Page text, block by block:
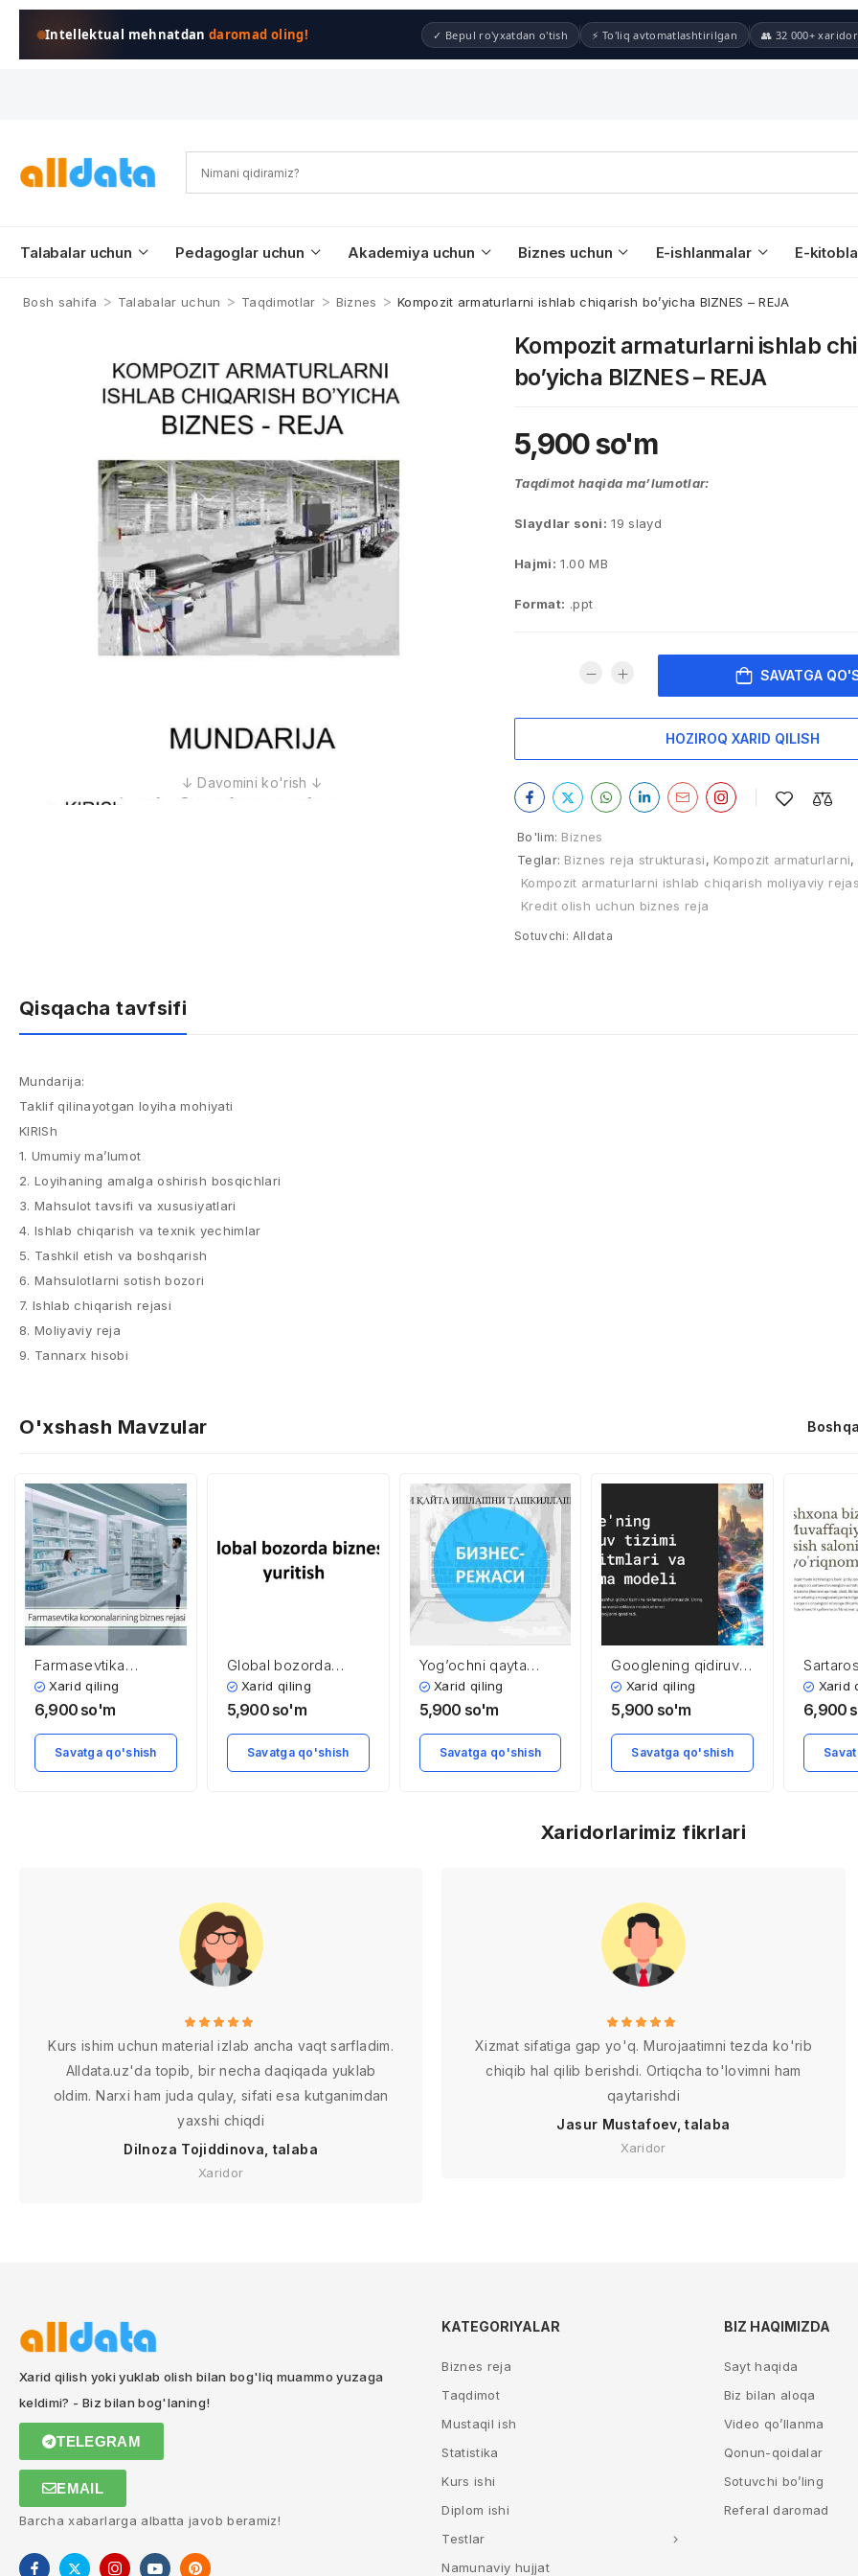
Intellektual mehnatdandaromad oling! ✓ Bepul ro'yxatdan o'tish ⚡ To'liq avtomatlashtirilgan 👥 32 000+ xaridor
Talabalar uchun Pedagoglar uchun Akademiya uchun Biznes uchun E-ishlanmalar E-
Bosh sahifa > Talabalar uchun > Taqdimotlar > Biznes > Kompozit armaturlarni ishlab chiqarish bo’yicha BIZNES – REJA
Kompozit armaturlarni ishlab
bo’yicha BIZNES – REJA
5,900so'm
Taqdimot haqida ma’lumotlar:
Slaydlar soni: 19 slayd
Hajmi: 1.00 MB
Format: .ppt
SAVATGA
HOZIROQ XARID QILISH
Bo'lim: Biznes
Teglar: Biznes reja strukturasi, Kompozit armaturlarni,
Kompozit armaturlarni ishlab chiqarish moliyaviy
Kredit olish uchun biznes reja
Sotuvchi: Alldata
Qisqacha tavfsifi
Mundarija:
Taklif qilinayotgan loyiha mohiyati
KIRISh
1. Umumiy ma’lumot
2. Loyihaning amalga oshirish bosqichlari
3. Mahsulot tavsifi va xususiyatlari
4. Ishlab chiqarish va texnik yechimlar
5. Tashkil etish va boshqarish
6. Mahsulotlarni sotish bozori
7. Ishlab chiqarish rejasi
8. Moliyaviy reja
9. Tannarx hisobi
O'xshash Mavzular
Farmasevtika
korxonalarining
biznes rejasi
Xarid qiling
6,900 so'm
Savatga qo'shish
Global bozorda
biznes yuritish
Xarid qiling
5,900 so'm
Savatga qo'shish
Yog’ochni qayta
ishlashni
tashkillashtirish
Xarid qiling
5,900 so'm
Savatga qo'shish
Googlening qidiruv
tizimi algoritmlari va
reklama modeli
Xarid qiling
5,900 so'm
Savatga qo'shish
biznes
Xarid
6,900
Xaridorlarimiz fikrlari
Kurs ishim uchun material izlab ancha vaqt sarfladim.
Alldata.uz'da topib, bir necha daqiqada yuklab
oldim. Narxi ham juda qulay, sifati esa kutganimdan
yaxshi chiqdi
Dilnoza Tojiddinova, talaba
Xaridor
Xizmat sifatiga gap yo'q. Murojaatimni tezda ko'rib
chiqib hal qilib berishdi. Ortiqcha to'lovimni ham
qaytarishdi
Jasur Mustafoev, talaba
Xaridor
Xarid qilish yoki yuklab olish bilan bog'liq muammo yuzaga
keldimi? - Biz bilan bog'laning!
TELEGRAM
EMAIL
Barcha xabarlarga albatta javob beramiz!
KATEGORIYALAR
Biznes reja
Taqdimot
Mustaqil ish
Statistika
Kurs ishi
Diplom ishi
Testlar
Namunaviy hujjat
BIZ HAQIMIZDA
Sayt haqida
Biz bilan aloqa
Video qo’llanma
Qonun-qoidalar
Sotuvchi bo’ling
Referal daromad